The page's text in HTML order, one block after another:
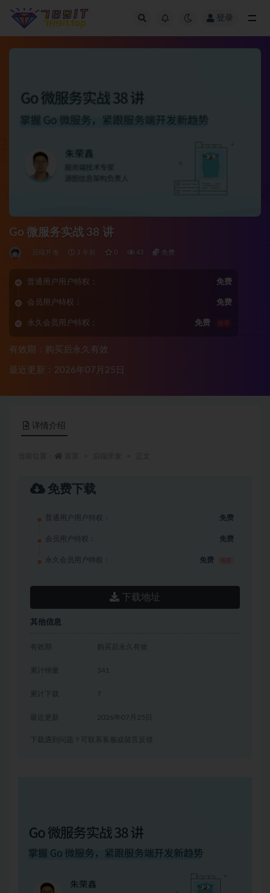
登录
Go 微服务实战 38 讲
后端开发 3 年前 0 43 免费
普通用户用户特权： 免费
会员用户特权： 免费
永久会员用户特权： 免费 推荐
有效期：购买后永久有效
最近更新：2026年07月25日
详情介绍
免费下载
普通用户用户特权： 免费
会员用户特权： 免费
永久会员用户特权： 免费
下载地址
其他信息
有效期 购买后永久有效
累计销量 341
累计下载 7
2026年07月25日
下载遇到问题？可联系客服或留言反馈